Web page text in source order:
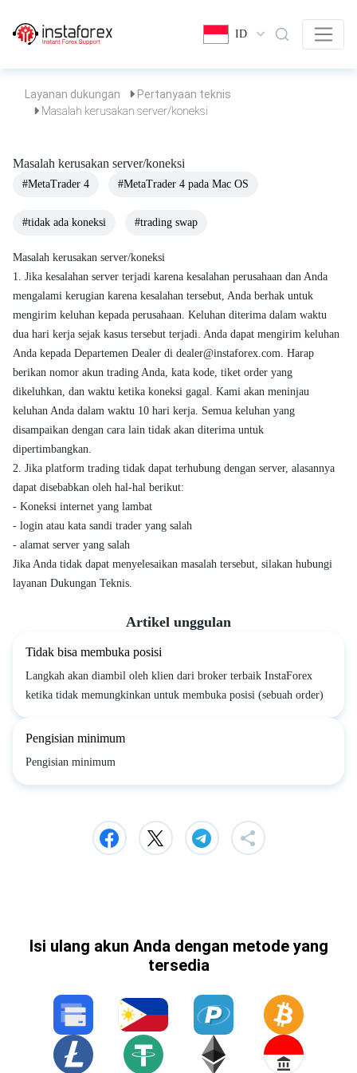
ID
Layanan dukungan
Pertanyaan teknis
Masalah kerusakan server/koneksi
Masalah kerusakan server/koneksi
#MetaTrader 4 #MetaTrader 4 pada Mac OS
#tidak ada koneksi #trading swap
Masalah kerusakan server/koneksi
1. Jika kesalahan server terjadi karena kesalahan perusahaan dan Anda
mengalami kerugian karena kesalahan tersebut, Anda berhak untuk
mengirim keluhan kepada perusahaan. Keluhan diterima dalam waktu
dua hari kerja sejak kasus tersebut terjadi. Anda dapat mengirim keluhan
Anda kepada Departemen Dealer di dealer@instaforex.com. Harap
berikan nomor akun trading Anda, kata kode, tiket order yang
dikeluhkan, dan waktu ketika koneksi gagal. Kami akan meninjau
keluhan Anda dalam waktu 10 hari kerja. Semua keluhan yang
disampaikan dengan cara lain tidak akan diterima untuk
dipertimbangkan.
2. Jika platform trading tidak dapat terhubung dengan server, alasannya
dapat disebabkan oleh hal-hal berikut:
- Koneksi internet yang lambat
- login atau kata sandi trader yang salah
- alamat server yang salah
Jika Anda tidak dapat menyelesaikan masalah tersebut, silakan hubungi
layanan Dukungan Teknis.
Artikel unggulan
Tidak bisa membuka posisi
Langkah akan diambil oleh klien dari broker terbaik InstaForex
ketika tidak memungkinkan untuk membuka posisi (sebuah order)
Pengisian minimum
Pengisian minimum
Isi ulang akun Anda dengan metode yang
tersedia